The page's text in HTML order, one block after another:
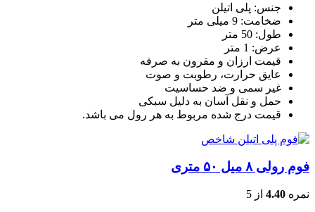
جنس: پلی اتیلن
ضخامت: 9 میلی متر
طول: 50 متر
عرض: 1 متر
قیمت ارزان و مقرون به صرفه
عایق حرارت، رطوبت و صوت
غیر سمی و ضد حساسیت
حمل و نقل آسان به دلیل سبکی
قیمت درج شده مربوط به هر رول می باشد.
فوم رولی ۸ میل ۵۰ متری
نمره 4.40 از 5